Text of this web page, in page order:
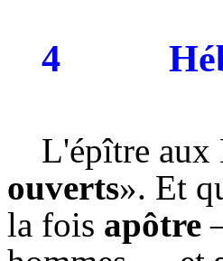
4
L'épître aux
ouverts». Et
la fois apôtre